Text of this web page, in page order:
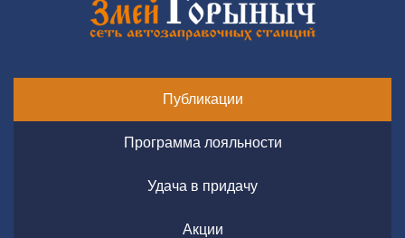
Публикации
Программа лояльности
Удача в придачу
Акции